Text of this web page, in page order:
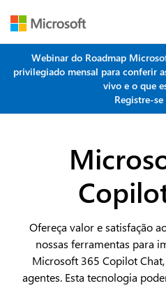
Webinar do Roadmap
privilegiado mensal para conferir
vivo e o que
Registre-
Ofereça valor e satisfação
nossas ferramentas para
Microsoft 365 Copilot
agentes. Esta tecnologia